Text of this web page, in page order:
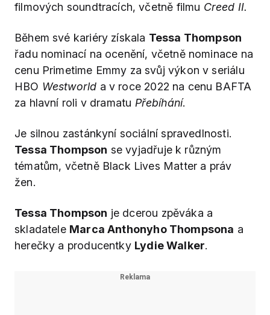
filmových soundtracích, včetně filmu Creed II.
Během své kariéry získala Tessa Thompson
řadu nominací na ocenění, včetně nominace na
cenu Primetime Emmy za svůj výkon v seriálu
HBO Westworld a v roce 2022 na cenu BAFTA
za hlavní roli v dramatu Přebíhání.
Je silnou zastánkyní sociální spravedlnosti.
Tessa Thompson se vyjadřuje k různým
tématům, včetně Black Lives Matter a práv
žen.
Tessa Thompson je dcerou zpěváka a
skladatele Marca Anthonyho Thompsona a
herečky a producentky Lydie Walker.